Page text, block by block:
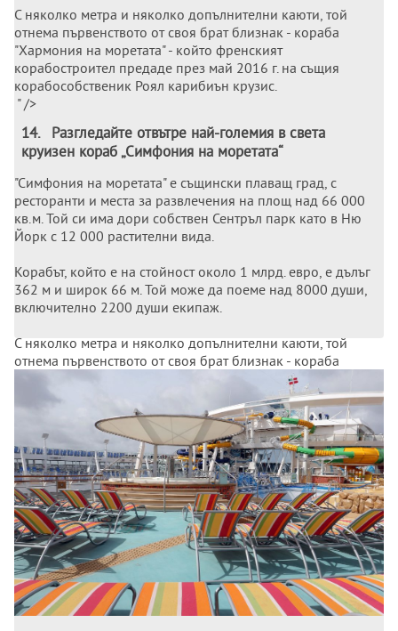
С няколко метра и няколко допълнителни каюти, той
отнема първенството от своя брат близнак - кораба
"Хармония на моретата" - който френският
корабостроител предаде през май 2016 г. на същия
корабособственик Роял карибиън крузис.
" />
14.
Разгледайте отвътре най-големия в света
круизен кораб „Симфония на моретата“
"Симфония на моретата" е същински плаващ град, с
ресторанти и места за развлечения на площ над 66 000
кв.м. Той си има дори собствен Сентръл парк като в Ню
Йорк с 12 000 растителни вида.
Корабът, който е на стойност около 1 млрд. евро, е дълъг
362 м и широк 66 м. Той може да поеме над 8000 души,
включително 2200 души екипаж.
С няколко метра и няколко допълнителни каюти, той
отнема първенството от своя брат близнак - кораба
"Хармония на моретата" - който френският
корабостроител предаде през май 2016 г. на същия
корабособственик Роял карибиън крузис.